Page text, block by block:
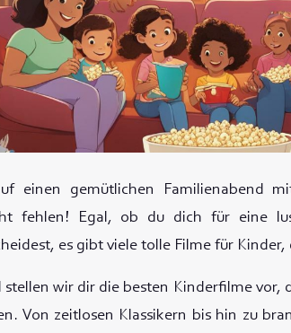
einen gemütlichen Familienabend
fehlen! Egal, ob du dich für eine
es gibt viele tolle Filme für
stellen wir dir die besten Kinderfilme
Von zeitlosen Klassikern bis hin zu